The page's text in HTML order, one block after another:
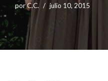
porC.C. julio 10, 2015